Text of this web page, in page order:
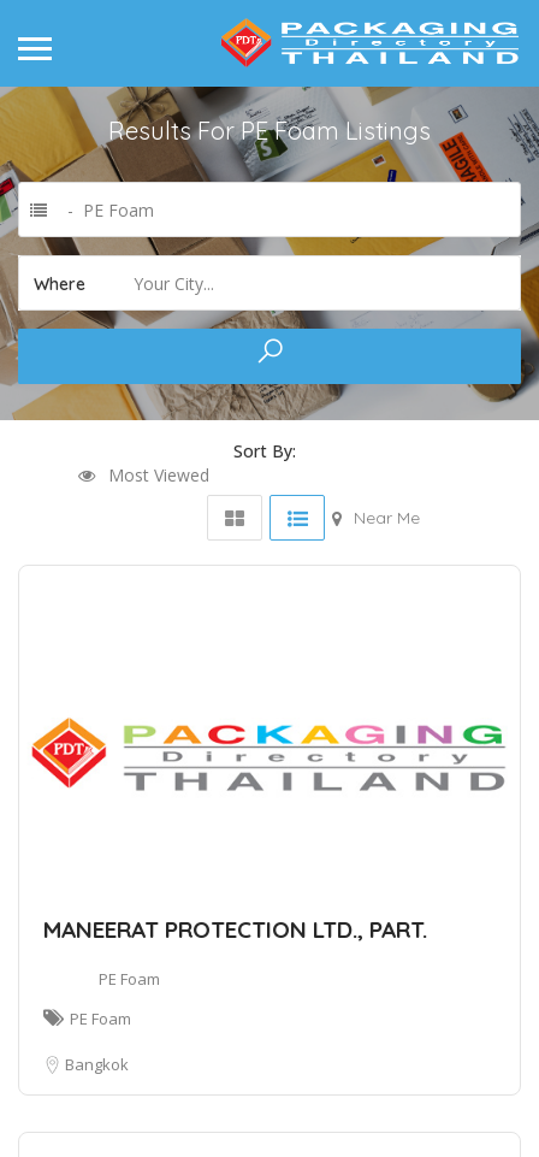
Results ForPE Foam Listings
- PE Foam
Where Your City...
Sort By:
Most Viewed
Near Me
MANEERAT PROTECTION LTD., PART.
PE Foam
PE Foam
Bangkok